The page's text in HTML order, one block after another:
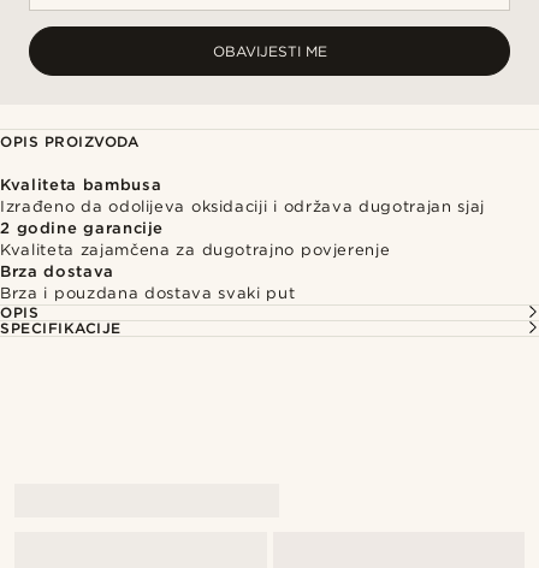
OBAVIJESTI ME
OPIS PROIZVODA
Kvaliteta bambusa
Izrađeno da odolijeva oksidaciji i održava dugotrajan sjaj
2 godine garancije
Kvaliteta zajamčena za dugotrajno povjerenje
Brza dostava
Brza i pouzdana dostava svaki put
OPIS
SPECIFIKACIJE